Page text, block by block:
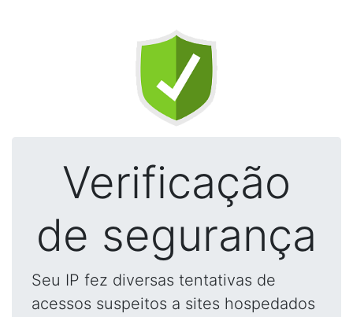
Verificação
de segurança
Seu IP fez diversas tentativas de
acessos suspeitos a sites hospedados